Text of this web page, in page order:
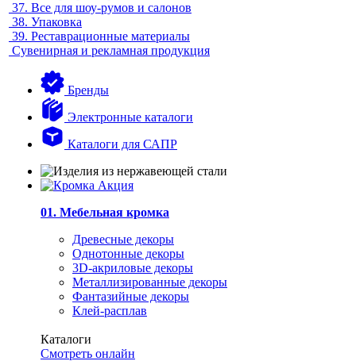
37. Все для шоу-румов и салонов
38. Упаковка
39. Реставрационные материалы
Сувенирная и рекламная продукция
Бренды
Электронные каталоги
Каталоги для САПР
01. Мебельная кромка
Древесные декоры
Однотонные декоры
3D-акриловые декоры
Металлизированные декоры
Фантазийные декоры
Клей-расплав
Каталоги
Смотреть онлайн